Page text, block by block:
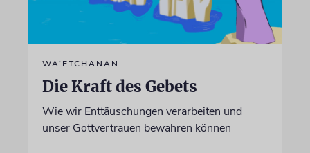
WA’ETCHANAN
Die Kraft des Gebets
Wie wir Enttäuschungen verarbeiten und
unser Gottvertrauen bewahren können